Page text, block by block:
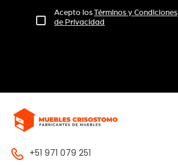
Acepto los Términos y Condiciones
de Privacidad
+51 971 079 251